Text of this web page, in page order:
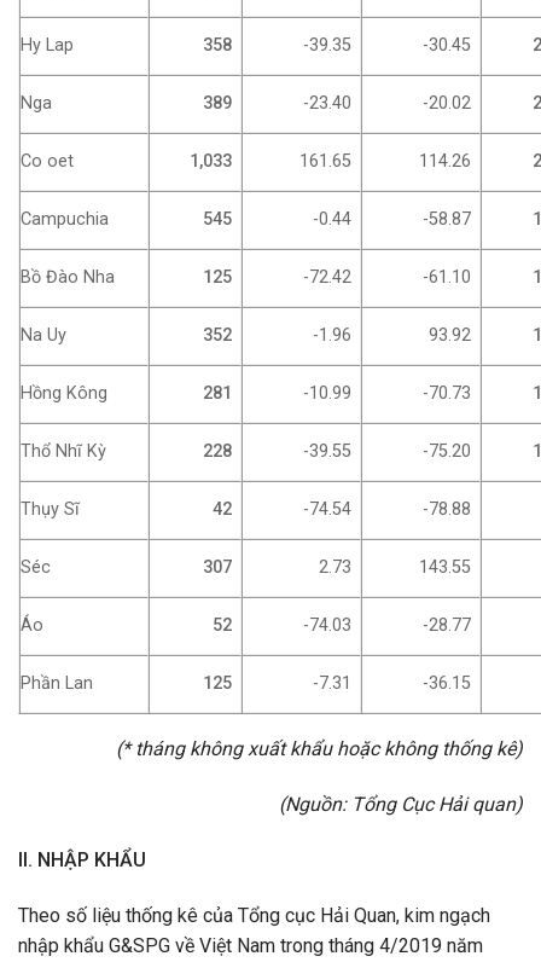
Hy Lap 358 -39.35 -30.45
Nga 389 -23.40 -20.02
Co oet 1,033 161.65 114.26
Campuchia 545 -0.44 -58.87
Bồ Đào Nha 125 -72.42 -61.10
Na Uy 352 -1.96 93.92
Hồng Kông 281 -10.99 -70.73
Thổ Nhĩ Kỳ 228 -39.55 -75.20
Thụy Sĩ 42 -74.54 -78.88
Séc 307 2.73 143.55
Áo 52 -74.03 -28.77
Phần Lan 125 -7.31 -36.15
(* tháng không xuất khẩu hoặc không thống kê)
(Nguồn: Tổng Cục Hải quan)
II. NHẬP KHẨU
Theo số liệu thống kê của Tổng cục Hải Quan, kim ngạch
nhập khẩu G&SPG về Việt Nam trong tháng 4/2019 năm